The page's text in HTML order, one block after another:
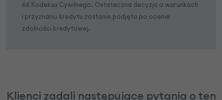
66 Kodeksu Cywilnego. Ostateczna decyzja o warunkach
i przyznaniu kredytu zostanie podjęta po ocenie
zdolności kredytowej.
Klienci zadali następujące pytania o ten